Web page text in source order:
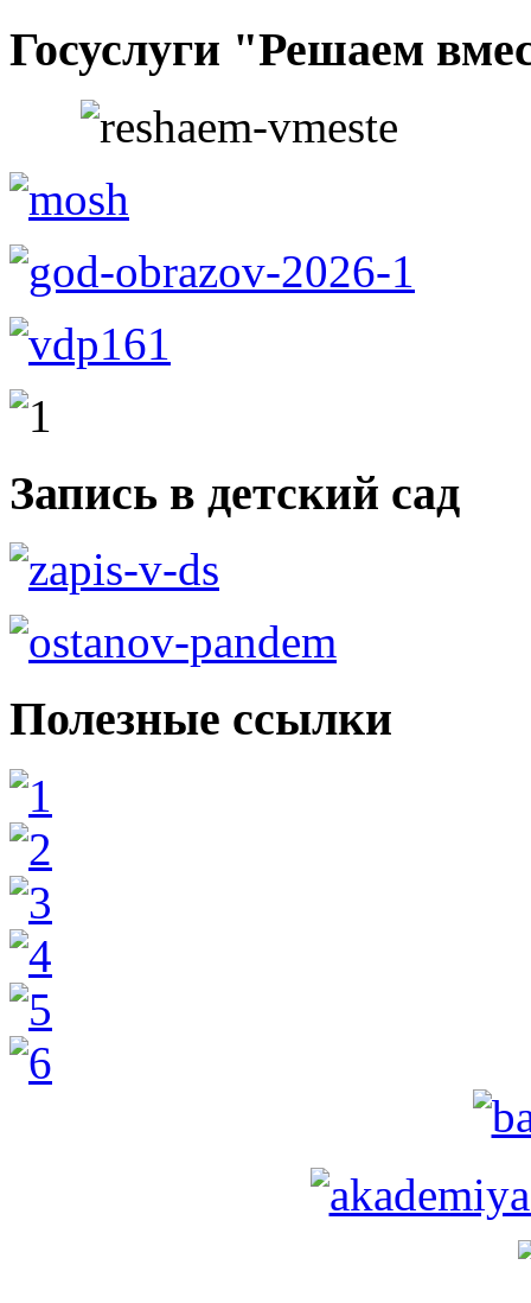
Госуслуги "Решаем
Запись в детский сад
Полезные ссылки